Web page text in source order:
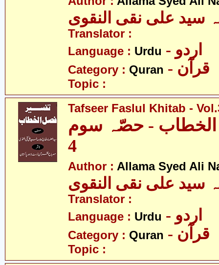
سید علی نقی النقوی
Translator :
Language : Urdu - اردو
Category : Quran - قرآن
Topic :
Tafseer Faslul Khitab -
- حصّہ سوم
4
Author : Allama Syed Ali
سید علی نقی النقوی
Translator :
Language : Urdu - اردو
Category : Quran - قرآن
Topic :